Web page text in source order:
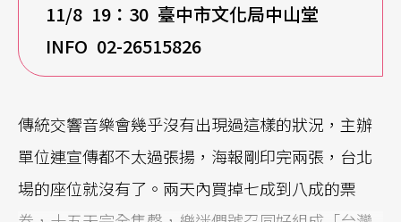
11/8 19 ：30 臺中市文化局中山堂
INFO 02-26515826
傳統交響音樂會幾乎沒有出現過這樣的狀況，主辦
單位連宣傳都不太過張揚，海報剛印完兩張，台北
場的座位就沒有了。兩天內買掉七成到八成的票